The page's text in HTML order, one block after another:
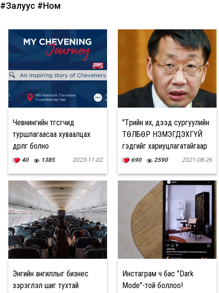
#Залуус #Ном
Чевнингийн төгсөгчид
туршлагаасаа хуваалцах
өдөрлөг болно
40 1385 2023-11-02
"Төрийн их, дээд сургуулийн
ТӨЛБӨР НЭМЭГДЭХГҮЙ
гэдгийг хариуцлагатайгаар
мэдэгдье"
690 2590 2021-08-26
Энгийн ангиллыг бизнес
зэрэглэл шиг тухтай
Инстаграм ч бас "Dark
Mode"-той боллоо!